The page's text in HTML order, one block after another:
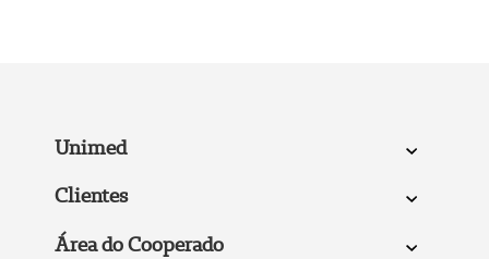
Unimed
Clientes
Área do Cooperado